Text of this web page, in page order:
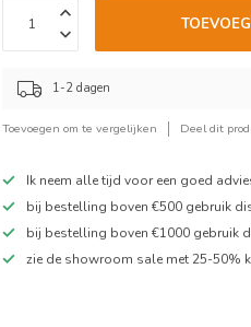
1-2 dagen
Toevoegen om te vergelijken Deel dit
Ik neem alle tijd voor een goed
bij bestelling boven €500 gebruik
bij bestelling boven €1000 gebruik
zie de showroom sale met 25-50%